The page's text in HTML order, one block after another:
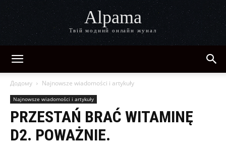
Alpama
Твій модний онлайн жунал
Додому Najnowsze wiadomości i artykuły
Najnowsze wiadomości i artykuły
PRZESTAŃ BRAĆ WITAMINĘ
D2. POWAŻNIE.